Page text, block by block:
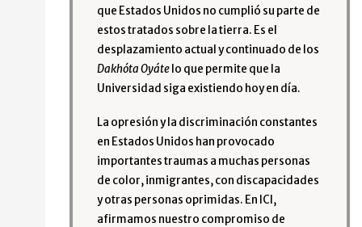
que Estados Unidos no cumplió su parte de
estos tratados sobre la tierra. Es el
desplazamiento actual y continuado de los
Dakhóta Oyáte lo que permite que la
Universidad siga existiendo hoy en día.
La opresión y la discriminación constantes
en Estados Unidos han provocado
importantes traumas a muchas personas
de color, inmigrantes, con discapacidades
y otras personas oprimidas. En ICI,
afirmamos nuestro compromiso de